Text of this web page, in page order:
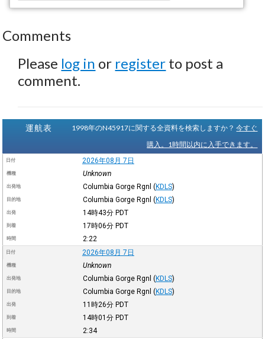
Comments
Please log in or register to post a
comment.
運航表 1998年のN45917に関する全資料を検索しますか？今すぐ
購入。1時間以内に入手できます。
日付 2026年08月 7日
機種 Unknown
出発地 Columbia Gorge Rgnl (KDLS)
目的地 Columbia Gorge Rgnl (KDLS)
出発 14時43分 PDT
到着 17時06分 PDT
時間 2:22
日付 2026年08月 7日
機種 Unknown
出発地 Columbia Gorge Rgnl (KDLS)
目的地 Columbia Gorge Rgnl (KDLS)
出発 11時26分 PDT
到着 14時01分 PDT
時間 2:34